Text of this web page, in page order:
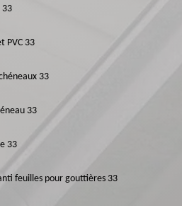
33
PVC 33
33
33
33
feuilles pour gouttières 33